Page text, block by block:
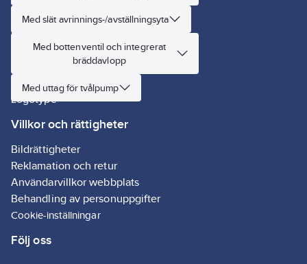
Med slät avrinnings-/avställningsyta
Med bottenventil och integrerat
bräddavlopp
Med uttag för tvålpump
Om oss
Handla hos oss
Webbutiken
Vår verksamhet
Jobba hos oss
Logotype
Villkor och rättigheter
Bildrättigheter
Reklamation och retur
Användarvillkor webbplats
Behandling av personuppgifter
Cookie-inställningar
Följ oss